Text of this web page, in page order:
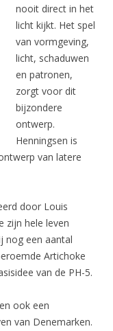
nooit direct in het
licht kijkt. Het spel
van vormgeving,
licht, schaduwen
en patronen,
zorgt voor dit
bijzondere
ontwerp.
Henningsen is
van latere
door Louis
zijn hele leven
nog een aantal
Artichoke
van de PH-5.
ook een
van Denemarken.